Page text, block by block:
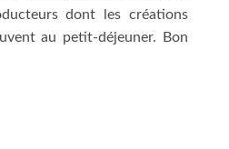
dont les créations
au petit-déjeuner. Bon